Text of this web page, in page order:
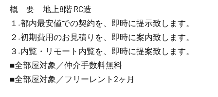
概 要 地上8階 RC造
１.都内最安値での契約を、即時に提示致します。
２.初期費用のお見積りを、即時に案内致します。
３.内覧・リモート内覧を、即時に提案致します。
■全部屋対象／仲介手数料無料
■全部屋対象／フリーレント2ヶ月